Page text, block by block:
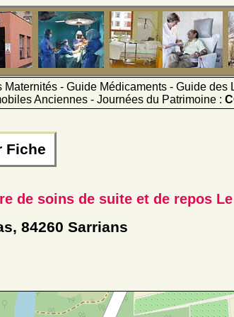
- Guide Médicaments - Guide des
Anciennes - Journées du Patrimoine :
Fiche
de soins de suite et de repos
84260 Sarrians